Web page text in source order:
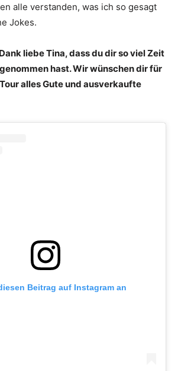
alle verstanden, was ich so gesagt
Jokes.
liebe Tina, dass du dir so viel Zeit
hast. Wir wünschen dir für
alles Gute und ausverkaufte
Beitrag auf Instagram an